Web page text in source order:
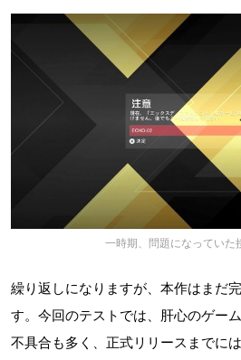
一時期、問題になっていた
繰り返しになりますが、本作はまだ
す。今回のテストでは、肝心のゲー
不具合も多く、正式リリースまでに